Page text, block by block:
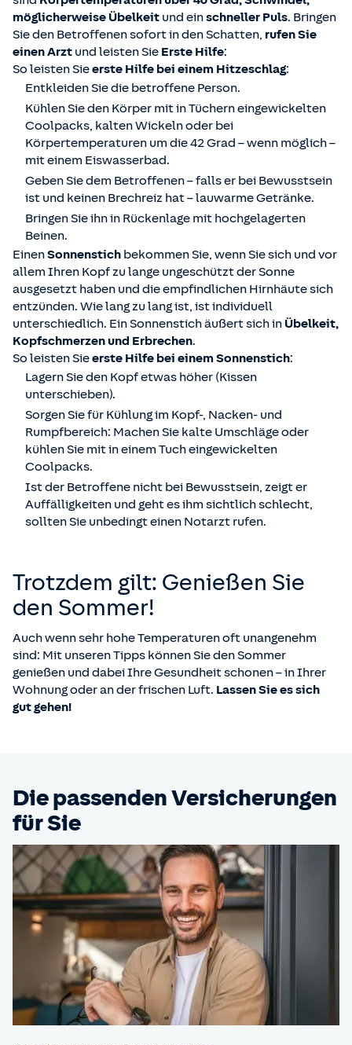
möglicherweise Übelkeit und einschneller Puls. Bringen
Sie den Betroffenen sofort in den Schatten, rufen Sie
einen Arzt und leisten Sie Erste Hilfe:
So leisten Sieerste Hilfe bei einem Hitzeschlag:
Entkleiden Sie die betroffene Person.
Kühlen Sie den Körper mit in Tüchern eingewickelten
Coolpacks, kalten Wickeln oder bei
Körpertemperaturen um die 42 Grad – wenn möglich –
mit einem Eiswasserbad.
Geben Sie dem Betroffenen – falls er bei Bewusstsein
ist und keinen Brechreiz hat – lauwarme Getränke.
Bringen Sie ihn in Rückenlage mit hochgelagerten
Beinen.
EinenSonnenstich bekommen Sie, wenn Sie sich und vor
allem Ihren Kopf zu lange ungeschützt der Sonne
ausgesetzt haben und die empfindlichen Hirnhäute sich
entzünden. Wie lang zu lang ist, ist individuell
unterschiedlich. Ein Sonnenstich äußert sich in Übelkeit,
Kopfschmerzen und Erbrechen.
So leisten Sieerste Hilfe bei einem Sonnenstich:
Lagern Sie den Kopf etwas höher (Kissen
unterschieben).
Sorgen Sie für Kühlung im Kopf-, Nacken- und
Rumpfbereich: Machen Sie kalte Umschläge oder
kühlen Sie mit in einem Tuch eingewickelten
Coolpacks.
Ist der Betroffene nicht bei Bewusstsein, zeigt er
Auffälligkeiten und geht es ihm sichtlich schlecht,
sollten Sie unbedingt einen Notarzt rufen.
Trotzdem gilt: Genießen Sie
den Sommer!
Auch wenn sehr hohe Temperaturen oft unangenehm
sind: Mit unseren Tipps können Sie den Sommer
genießen und dabei Ihre Gesundheit schonen – in Ihrer
Wohnung oder an der frischen Luft. Lassen Sie es sich
gut gehen!
Die passenden Versicherungen
für Sie